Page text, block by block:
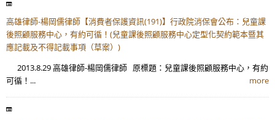
高雄律師-楊岡儒律師【消費者保護資訊(191)】行政院消保會公布：兒童課
後照顧服務中心，有約可循！(兒童課後照顧服務中心定型化契約範本暨其
應記載及不得記載事項（草案）)
2013.8.29 高雄律師-楊岡儒律師 原標題：兒童課後照顧服務中心，有約
可循！...
more